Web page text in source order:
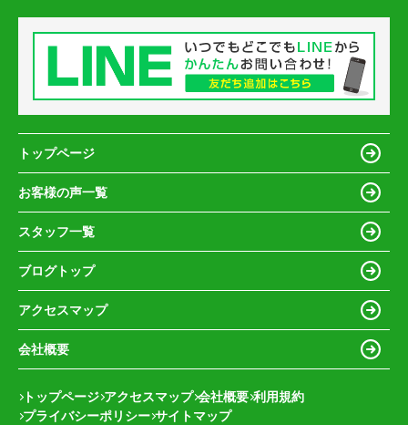
トップページ
お客様の声一覧
スタッフ一覧
ブログトップ
アクセスマップ
会社概要
トップページ アクセスマップ 会社概要 利用規約
プライバシーポリシー サイトマップ